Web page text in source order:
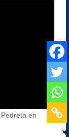
en